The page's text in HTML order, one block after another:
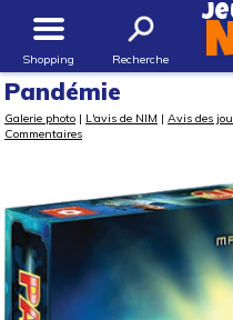
Shopping Recherche
Pandémie
Galerie photo | L'avis de NIM | Avis des
Commentaires